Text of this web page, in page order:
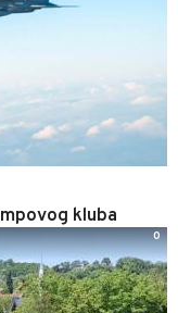
kluba
0